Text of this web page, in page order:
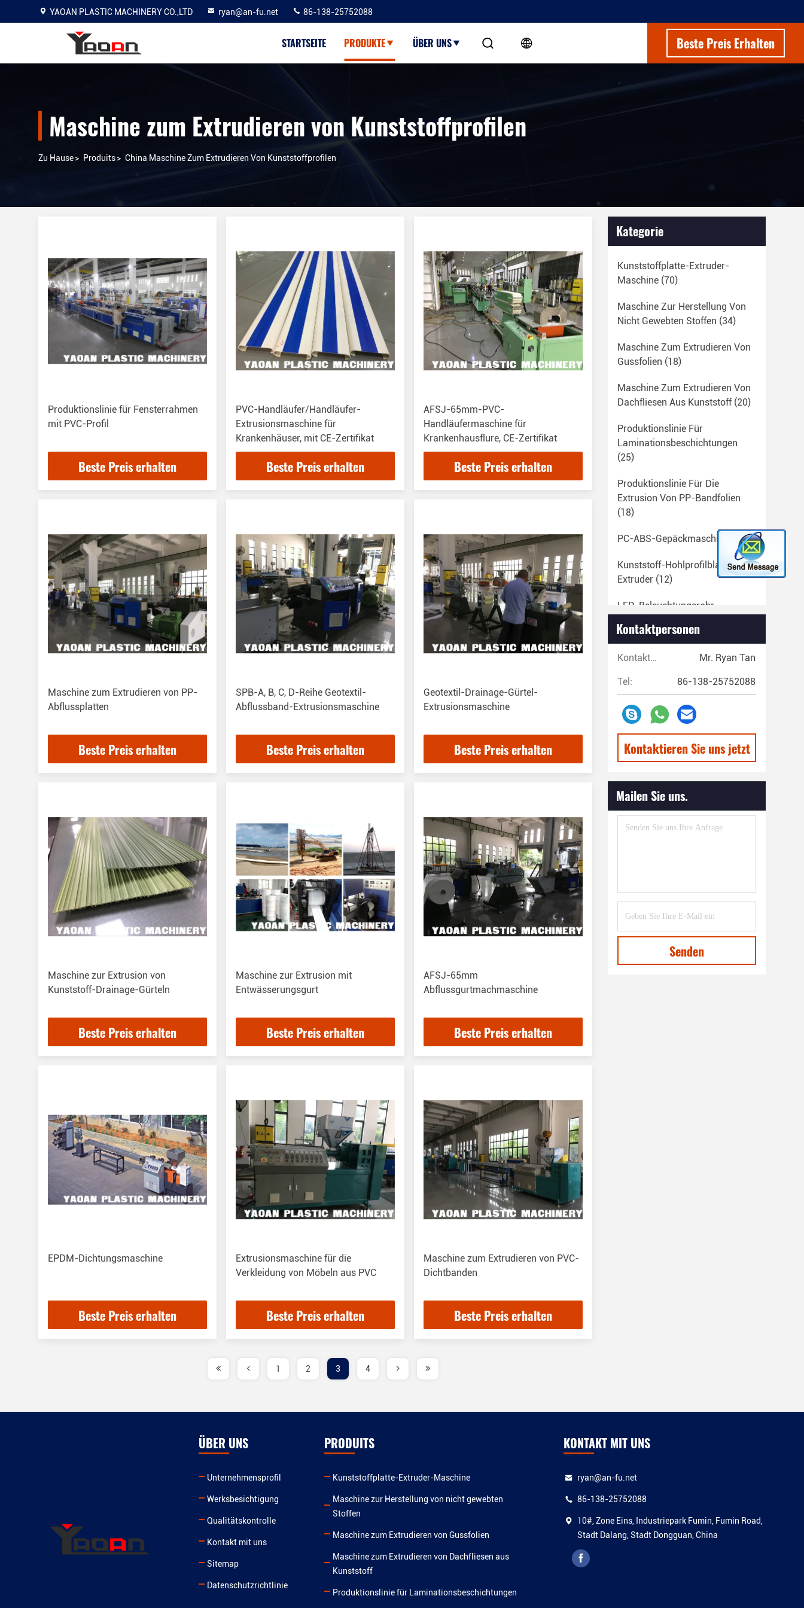
YAOAN PLASTIC MACHINERY CO.,LTD ryan@an-fu.net 86-138-25752088
STARTSEITE PRODUKTE ÜBER UNS Beste Preis Erhalten
Maschine zum Extrudieren von Kunststoffprofilen
Zu Hause> Produits> China Maschine Zum Extrudieren Von Kunststoffprofilen
Produktionslinie für Fensterrahmen
mit PVC-Profil
Beste Preis erhalten
PVC-Handläufer/Handläufer-
Extrusionsmaschine für
Krankenhäuser, mit CE-Zertifikat
Beste Preis erhalten
AFSJ-65mm-PVC-
Handläufermaschine für
Krankenhausflure, CE-Zertifikat
Beste Preis erhalten
Maschine zum Extrudieren von PP-
Abflussplatten
Beste Preis erhalten
SPB-A, B, C, D-Reihe Geotextil-
Abflussband-Extrusionsmaschine
Beste Preis erhalten
Geotextil-Drainage-Gürtel-
Extrusionsmaschine
Beste Preis erhalten
Maschine zur Extrusion von
Kunststoff-Drainage-Gürteln
Beste Preis erhalten
Maschine zur Extrusion mit
Entwässerungsgurt
Beste Preis erhalten
AFSJ-65mm
Abflussgurtmachmaschine
Beste Preis erhalten
EPDM-Dichtungsmaschine
Beste Preis erhalten
Extrusionsmaschine für die
Verkleidung von Möbeln aus PVC
Beste Preis erhalten
Maschine zum Extrudieren von PVC-
Dichtbanden
Beste Preis erhalten
Kategorie
Kunststoffplatte-Extruder-
Maschine (70)
Maschine Zur Herstellung Von
Nicht Gewebten Stoffen (34)
Maschine Zum Extrudieren Von
Gussfolien (18)
Maschine Zum Extrudieren Von
Dachfliesen Aus Kunststoff(20)
Produktionslinie Für
Laminationsbeschichtungen
(25)
Produktionslinie Für Die
Extrusion Von PP-Bandfolien
(18)
PC-ABS-Gepäckmaschine (23)
Kunststoff-Hohlprofilblatt-
Extruder (12)
LED-Beleuchtungsrohr-
EVA-Schmelzklebe-
Stickmaschine
Maschine Zum Extrudieren Von
Produktionslinie Für
Kunststoffband
(13)
Kunststofffasern(20)
Maschine Zum Extrudieren Von
Kunststoffprofilen (39)
(8)
Maschine Zur Herstellung Von
Trinkhalm Aus Kunststoff(27)
Maschine Zur Herstellung Von
Kontaktpersonen
Kontaktpersonen: Mr. Ryan Tan
Tel: 86-138-25752088
Kontaktieren Sie uns jetzt
Mailen Sie uns.
Senden
1 2 3 4
ÜBER UNS
Unternehmensprofil
Werksbesichtigung
Qualitätskontrolle
Kontakt mit uns
Sitemap
Datenschutzrichtlinie
PRODUITS
Kunststoffplatte-Extruder-Maschine
Maschine zur Herstellung von nicht gewebten
Stoffen
Maschine zum Extrudieren von Gussfolien
Maschine zum Extrudieren von Dachfliesen aus
Kunststoff
Produktionslinie für Laminationsbeschichtungen
KONTAKT MIT UNS
ryan@an-fu.net
86-138-25752088
10#, Zone Eins, Industriepark Fumin, Fumin Road,
Stadt Dalang, Stadt Dongguan, China